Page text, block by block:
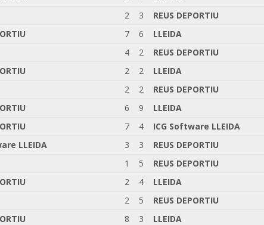
2 3
REUS DEPORTIU
7 6
LLEIDA
4 2
REUS DEPORTIU
2 2
LLEIDA
2 2
REUS DEPORTIU
6 9
LLEIDA
7 4
ICG Software LLEIDA
LLEIDA 3 3
REUS DEPORTIU
1 5
REUS DEPORTIU
2 4
LLEIDA
2 5
REUS DEPORTIU
8 3
LLEIDA